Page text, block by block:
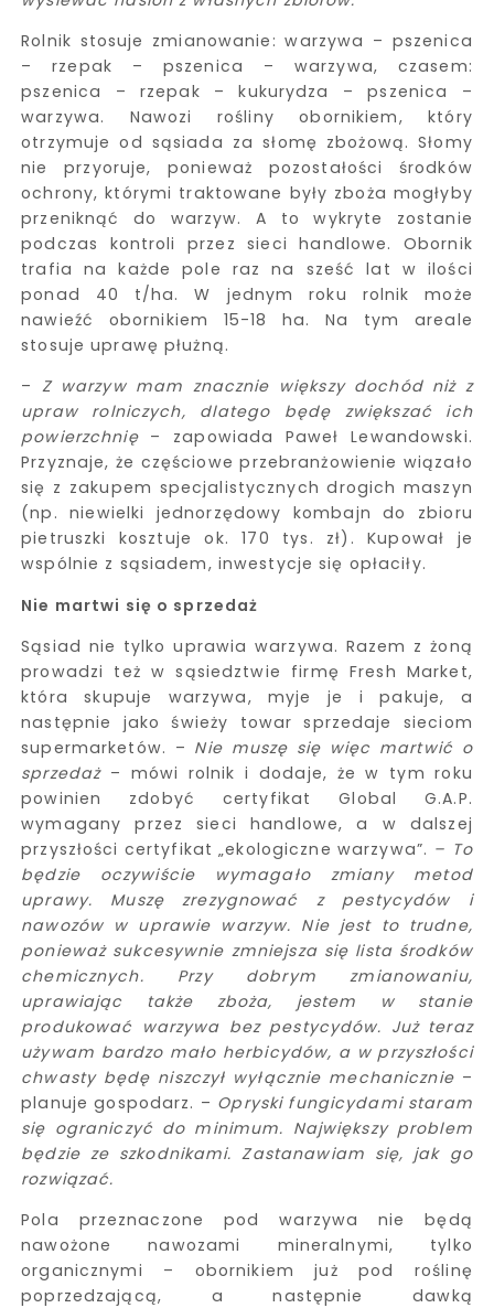
Rolnik stosuje zmianowanie: warzywa – pszenica
– rzepak – pszenica – warzywa, czasem:
pszenica – rzepak – kukurydza – pszenica –
warzywa. Nawozi rośliny obornikiem, który
otrzymuje od sąsiada za słomę zbożową. Słomy
nie przyoruje, ponieważ pozostałości środków
ochrony, którymi traktowane były zboża mogłyby
przeniknąć do warzyw. A to wykryte zostanie
podczas kontroli przez sieci handlowe. Obornik
trafia na każde pole raz na sześć lat w ilości
ponad 40 t/ha. W jednym roku rolnik może
nawieźć obornikiem 15-18 ha. Na tym areale
stosuje uprawę płużną.
– Z warzyw mam znacznie większy dochód niż z
upraw rolniczych, dlatego będę zwiększać ich
powierzchnię – zapowiada Paweł Lewandowski.
Przyznaje, że częściowe przebranżowienie wiązało
się z zakupem specjalistycznych drogich maszyn
(np. niewielki jednorzędowy kombajn do zbioru
pietruszki kosztuje ok. 170 tys. zł). Kupował je
wspólnie z sąsiadem, inwestycje się opłaciły.
Nie martwi się o sprzedaż
Sąsiad nie tylko uprawia warzywa. Razem z żoną
prowadzi też w sąsiedztwie firmę Fresh Market,
która skupuje warzywa, myje je i pakuje, a
następnie jako świeży towar sprzedaje sieciom
supermarketów. – Nie muszę się więc martwić o
sprzedaż– mówi rolnik i dodaje, że w tym roku
powinien zdobyć certyfikat Global G.A.P.
wymagany przez sieci handlowe, a w dalszej
przyszłości certyfikat „ekologiczne warzywa”. – To
będzie oczywiście wymagało zmiany metod
uprawy. Muszę zrezygnować z pestycydów i
nawozów w uprawie warzyw. Nie jest to trudne,
ponieważ sukcesywnie zmniejsza się lista środków
chemicznych. Przy dobrym zmianowaniu,
uprawiając także zboża, jestem w stanie
produkować warzywa bez pestycydów. Już teraz
używam bardzo mało herbicydów, a w przyszłości
chwasty będę niszczył wyłącznie mechanicznie–
planuje gospodarz. – Opryski fungicydami staram
się ograniczyć do minimum. Największy problem
będzie ze szkodnikami. Zastanawiam się, jak go
rozwiązać.
Pola przeznaczone pod warzywa nie będą
nawożone nawozami mineralnymi, tylko
organicznymi – obornikiem już pod roślinę
poprzedzającą, a następnie dawką